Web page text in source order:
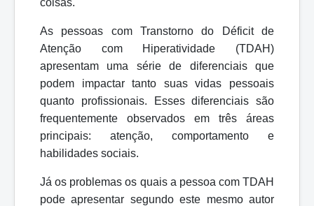
As pessoas com Transtorno do Déficit
de
Atenção
com Hiperatividade
(TDAH)
apresentam
uma série de diferenciais
que
podem
impactar tanto suas vidas
pessoais
quanto profissionais. Esses diferenciais são
frequentemente observados em três áreas
principais: atenção, comportamento e
habilidades sociais.
Já os problemas os quais a pessoa com TDAH
pode apresentar segundo este mesmo autor